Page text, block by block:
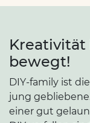
Kreativität
bewegt!
DIY-family ist
jung
einer gut